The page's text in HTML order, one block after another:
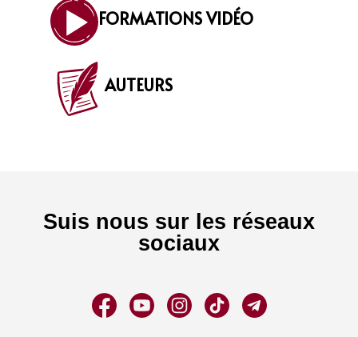
FORMATIONS VIDÉO
AUTEURS
Suis nous sur les réseaux
sociaux